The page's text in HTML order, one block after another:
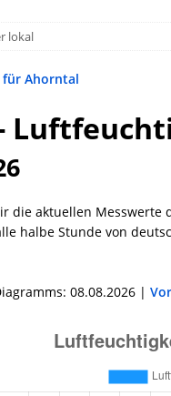
lokal
Ahorntal
die aktuellen
halbe Stunde von
08.08.2026 |